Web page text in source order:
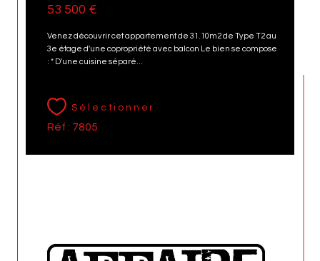
53 500 €
Venez découvrir cet appartement de 31.10m2 de Type T2 au
3e étage d'une copropriété avec balcon Le bien se compose
: * D'une cuisine séparé...
Sélectionner
Réf : 7805